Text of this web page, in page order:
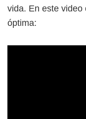
vida. En este video
óptima: